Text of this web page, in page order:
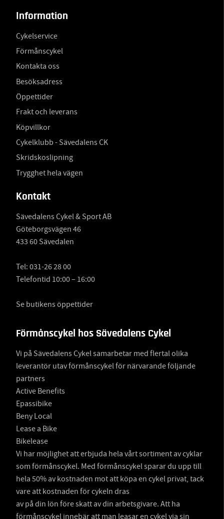
Information
Cykelservice
Förmånscykel
Kontakta oss
Besöksadress
Öppettider
Frakt och leverans
Köpvillkor
Cykelklubb - Sävedalens CK
Skridskoslipning
Trygghet hela vägen
Kontakt
Sävedalens Cykel & Sport AB
Göteborgsvägen 46
433 60 Sävedalen
Tel: 031-26 28 00
Telefontid 10:00 – 16:00
Se butikens öppettider
Förmånscykel hos Sävedalens Cykel
Vi på Sävedalens Cykel samarbetar med flertal olika
leverantör utav förmånscykel för närvarande följande
partners
Active Benefits
Epassibike
Beny Local
Lease a Bike
Bikelease
Vi har möjlighet att erbjuda hela vårt sortiment av cyklar
som förmånscykel. Med förmånscykel sparar du upp till
hela 50% av kostnaden mot att köpa en cykel privat, tack
vare att kostnaden för cykeln dras
av på din lön före skatt av din arbetsgivare. Att ha
förmånscykel innebär att man leasar en cykel via sin